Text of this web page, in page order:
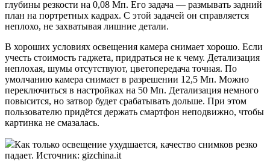
глубины резкости на 0,08 Мп. Его задача — размывать задний
план на портретных кадрах. С этой задачей он справляется
неплохо, не захватывая лишние детали.
В хороших условиях освещения камера снимает хорошо. Если
учесть стоимость гаджета, придраться не к чему. Детализация
неплохая, шумы отсутствуют, цветопередача точная. По
умолчанию камера снимает в разрешении 12,5 Мп. Можно
переключиться в настройках на 50 Мп. Детализация немного
повысится, но затвор будет срабатывать дольше. При этом
пользователю придётся держать смартфон неподвижно, чтобы
картинка не смазалась.
Как только освещение ухудшается, качество снимков резко
падает. Источник: gizchina.it